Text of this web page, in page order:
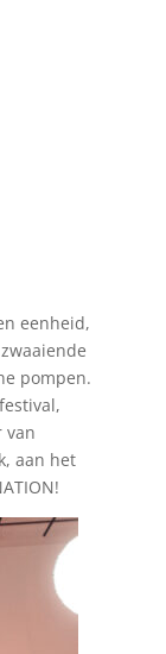
eenheid,
pompen.
van
aan het